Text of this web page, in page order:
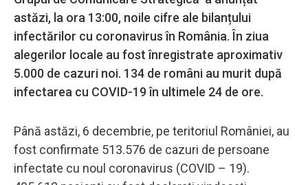
astăzi, la ora 13:00, noile cifre ale bilanțului
infectărilor cu coronavirus în România. În ziua
alegerilor locale au fost înregistrate aproximativ
5.000 de cazuri noi. 134 de români au murit după
infectarea cu COVID-19 în ultimele 24 de ore.
Până astăzi, 6 decembrie, pe teritoriul României, au
fost confirmate 513.576 de cazuri de persoane
infectate cu noul coronavirus (COVID – 19).